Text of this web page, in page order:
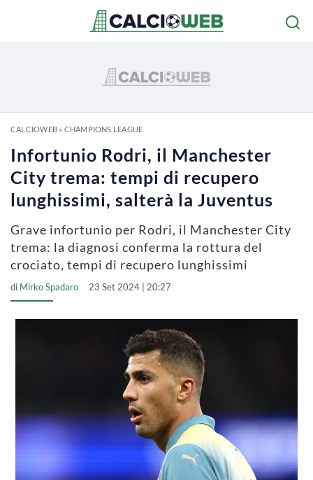
CALCIOWEB» CHAMPIONS LEAGUE
Infortunio Rodri, il Manchester
City trema: tempi di recupero
lunghissimi, salterà la Juventus
Grave infortunio per Rodri, il Manchester City
trema: la diagnosi conferma la rottura del
crociato, tempi di recupero lunghissimi
di Mirko Spadaro 23 Set 2024 | 20:27